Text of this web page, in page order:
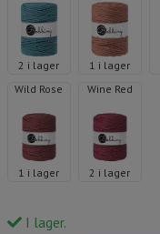
2 i lager 1 i lager
Wild Rose
1 i lager
Wine Red
2 i lager
I lager.